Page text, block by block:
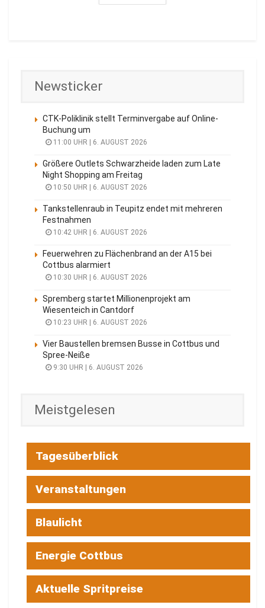
Newsticker
CTK-Poliklinik stellt Terminvergabe auf Online-
Buchung um
11:00 UHR | 6. AUGUST 2026
Größere Outlets Schwarzheide laden zum Late
Night Shopping am Freitag
10:50 UHR | 6. AUGUST 2026
Tankstellenraub in Teupitz endet mit mehreren
Festnahmen
10:42 UHR | 6. AUGUST 2026
Feuerwehren zu Flächenbrand an der A15 bei
Cottbus alarmiert
10:30 UHR | 6. AUGUST 2026
Spremberg startet Millionenprojekt am
Wiesenteich in Cantdorf
10:23 UHR | 6. AUGUST 2026
Vier Baustellen bremsen Busse in Cottbus und
Spree-Neiße
9:30 UHR | 6. AUGUST 2026
Meistgelesen
Tagesüberblick
Veranstaltungen
Blaulicht
Energie Cottbus
Aktuelle Spritpreise